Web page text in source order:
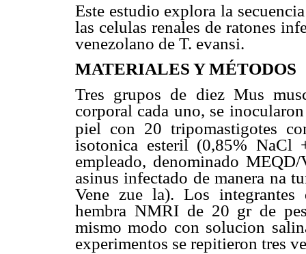
Este estudio explora la
las celulas renales de ratones
venezolano de T. evansi.
MATERIALES Y MÉTODOS
Tres grupos de diez Mus
corporal cada uno, se
piel con 20 tripomastigotes
isotonica esteril (0,85% NaCl
empleado, denominado
asinus infectado de manera na
Vene zue la). Los
hembra NMRI de 20 gr de
mismo modo con solucion
experimentos se repitieron tres